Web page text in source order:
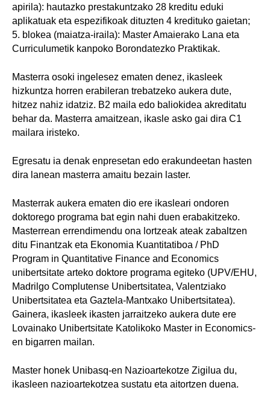
apirila): hautazko prestakuntzako 28 kreditu eduki
aplikatuak eta espezifikoak dituzten 4 kredituko gaietan;
5. blokea (maiatza-iraila): Master Amaierako Lana eta
Curriculumetik kanpoko Borondatezko Praktikak.
Masterra osoki ingelesez ematen denez, ikasleek
hizkuntza horren erabileran trebatzeko aukera dute,
hitzez nahiz idatziz. B2 maila edo baliokidea akreditatu
behar da. Masterra amaitzean, ikasle asko gai dira C1
mailara iristeko.
Egresatu ia denak enpresetan edo erakundeetan hasten
dira lanean masterra amaitu bezain laster.
Masterrak aukera ematen dio ere ikasleari ondoren
doktorego programa bat egin nahi duen erabakitzeko.
Masterrean errendimendu ona lortzeak ateak zabaltzen
ditu Finantzak eta Ekonomia Kuantitatiboa / PhD
Program in Quantitative Finance and Economics
unibertsitate arteko doktore programa egiteko (UPV/EHU,
Madrilgo Complutense Unibertsitatea, Valentziako
Unibertsitatea eta Gaztela-Mantxako Unibertsitatea).
Gainera, ikasleek ikasten jarraitzeko aukera dute ere
Lovainako Unibertsitate Katolikoko Master in Economics-
en bigarren mailan.
Master honek Unibasq-en Nazioartekotze Zigilua du,
ikasleen nazioartekotzea sustatu eta aitortzen duena.